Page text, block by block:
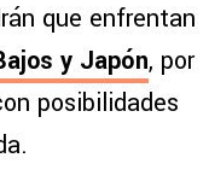
que enfrentan
y Japón, por
posibilidades